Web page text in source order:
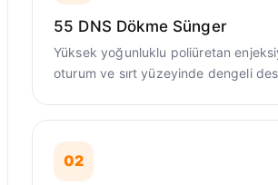
55 DNS Dökme Sünger
Yüksek yoğunluklu poliüretan
oturum ve sırt yüzeyinde dengeli
02